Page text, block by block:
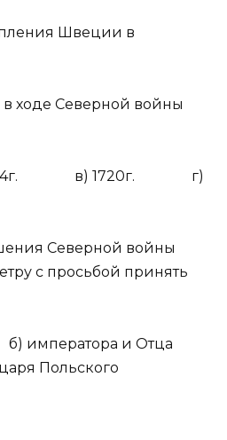
Швеции в
в ходе Северной войны
в) 1720г. г)
Северной войны
с просьбой принять
императора и Отца
Польского